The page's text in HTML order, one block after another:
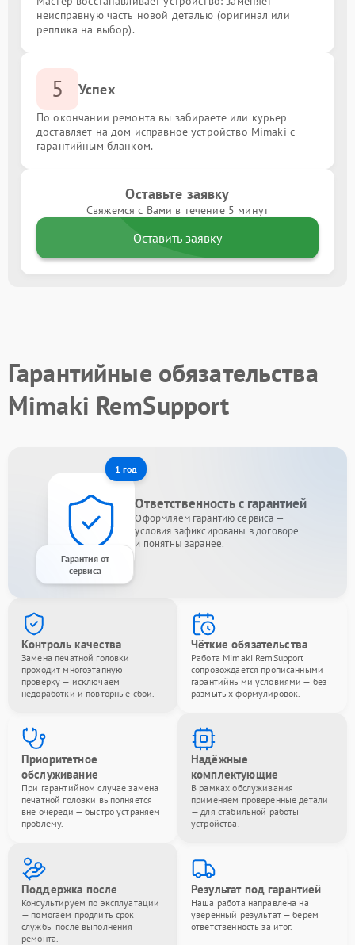
неисправную часть новой деталью (оригинал или
реплика на выбор).
5 Успех
По окончании ремонта вы забираете или курьер
доставляет на дом исправное устройство Mimaki с
гарантийным бланком.
Оставьте заявку
Свяжемся с Вами в течение 5 минут
Оставить заявку
Гарантийные обязательства
Mimaki RemSupport
1 год
Гарантия от
сервиса
Ответственность с гарантией
Оформляем гарантию сервиса —
условия зафиксированы в договоре
и понятны заранее.
Контроль качества
Замена печатной головки
проходит многоэтапную
проверку — исключаем
недоработки и повторные сбои.
Чёткие обязательства
Работа Mimaki RemSupport
сопровождается прописанными
гарантийными условиями — без
размытых формулировок.
Приоритетное
обслуживание
При гарантийном случае замена
печатной головки выполняется
вне очереди — быстро устраняем
проблему.
Надёжные
комплектующие
В рамках обслуживания
применяем проверенные детали
— для стабильной работы
устройства.
Поддержка после
Консультируем по эксплуатации
— помогаем продлить срок
службы после выполнения
ремонта.
Результат под гарантией
Наша работа направлена на
уверенный результат — берём
ответственность за итог.